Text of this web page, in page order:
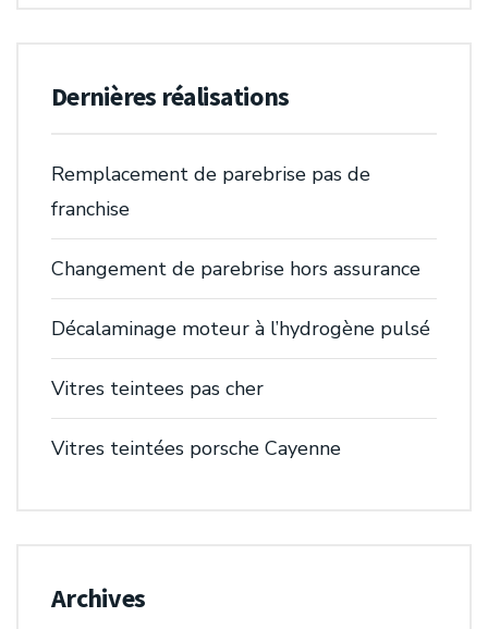
Dernières réalisations
Remplacement de parebrise pas de
franchise
Changement de parebrise hors assurance
Décalaminage moteur à l’hydrogène pulsé
Vitres teintees pas cher
Vitres teintées porsche Cayenne
Archives